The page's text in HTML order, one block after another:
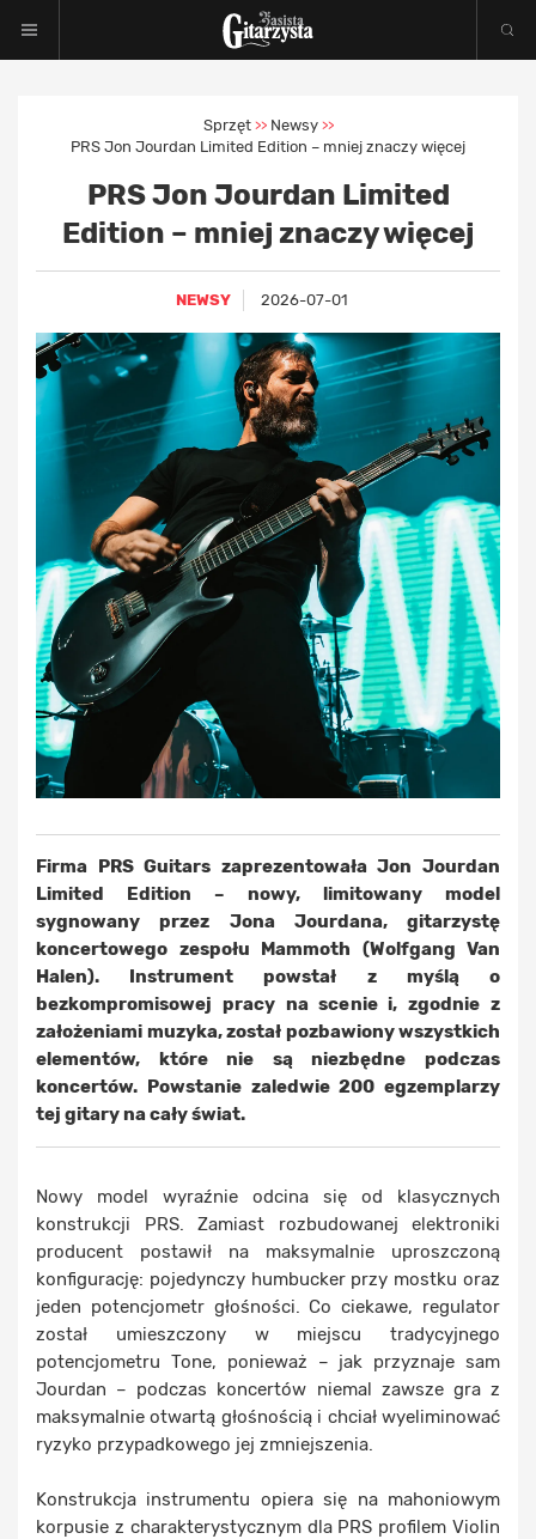
Sprzęt >> Newsy >>
PRS Jon Jourdan Limited Edition – mniej znaczy więcej
PRS Jon Jourdan Limited
Edition – mniej znaczy więcej
NEWSY 2026-07-01
Firma PRS Guitars zaprezentowała Jon Jourdan
Limited Edition – nowy, limitowany model
sygnowany przez Jona Jourdana, gitarzystę
koncertowego zespołu Mammoth (Wolfgang Van
Halen). Instrument powstał z myślą o
bezkompromisowej pracy na scenie i, zgodnie z
założeniami muzyka, został pozbawiony wszystkich
elementów, które nie są niezbędne podczas
koncertów. Powstanie zaledwie 200 egzemplarzy
tej gitary na cały świat.
Nowy model wyraźnie odcina się od klasycznych
konstrukcji PRS. Zamiast rozbudowanej elektroniki
producent postawił na maksymalnie uproszczoną
konfigurację: pojedynczy humbucker przy mostku oraz
jeden potencjometr głośności. Co ciekawe, regulator
został umieszczony w miejscu tradycyjnego
potencjometru Tone, ponieważ – jak przyznaje sam
Jourdan – podczas koncertów niemal zawsze gra z
maksymalnie otwartą głośnością i chciał wyeliminować
ryzyko przypadkowego jej zmniejszenia.
Konstrukcja instrumentu opiera się na mahoniowym
korpusie z charakterystycznym dla PRS profilem Violin